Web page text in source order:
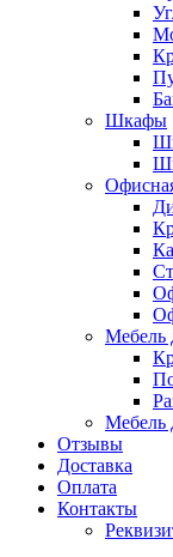
Шкафы
Мебель
Мебель
Отзывы
Доставка
Оплата
Контакты